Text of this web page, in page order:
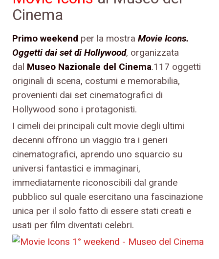
Cinema
Primo weekend per la mostra Movie Icons.
Oggetti dai set di Hollywood, organizzata
dal Museo Nazionale del Cinema.117 oggetti
originali di scena, costumi e memorabilia,
provenienti dai set cinematografici di
Hollywood sono i protagonisti.
I cimeli dei principali cult movie degli ultimi
decenni offrono un viaggio tra i generi
cinematografici, aprendo uno squarcio su
universi fantastici e immaginari,
immediatamente riconoscibili dal grande
pubblico sul quale esercitano una fascinazione
unica per il solo fatto di essere stati creati e
usati per film diventati celebri.